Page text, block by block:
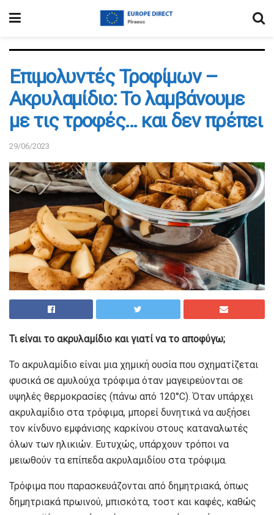
Επιμολυντές Τροφίμων –
Ακρυλαμίδιο: Το λαμβάνουμε
με τις τροφές… και δεν πρέπει
29/06/2023
Τι είναι το ακρυλαμίδιο και γιατί να το αποφύγω;
Το ακρυλαμίδιο είναι μια χημική ουσία που σχηματίζεται
φυσικά σε αμυλούχα τρόφιμα όταν μαγειρεύονται σε
υψηλές θερμοκρασίες (πάνω από 120°C). Όταν υπάρχει
ακρυλαμίδιο στα τρόφιμα, μπορεί δυνητικά να αυξήσει
τον κίνδυνο εμφάνισης καρκίνου στους καταναλωτές
όλων των ηλικιών. Ευτυχώς, υπάρχουν τρόποι να
μειωθούν τα επίπεδα ακρυλαμιδίου στα τρόφιμα.
Τρόφιμα που παρασκευάζονται από δημητριακά, όπως
δημητριακά πρωινού, μπισκότα, τοστ και καφές, καθώς